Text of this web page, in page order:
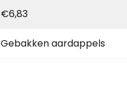
€6,83
Gebakken aardappels